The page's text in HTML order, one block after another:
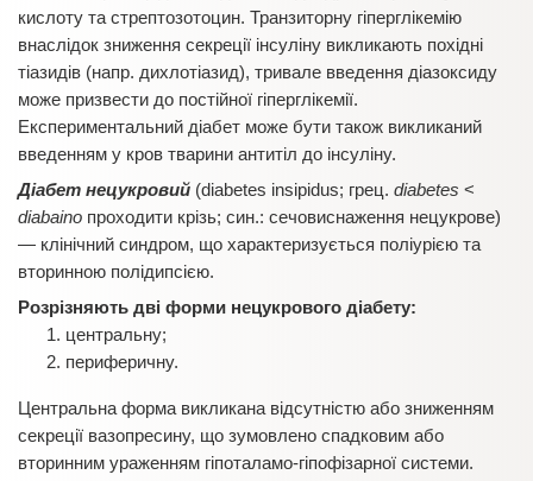
кислоту та стрептозотоцин. Транзиторну гіперглікемію
внаслідок зниження секреції інсуліну викликають похідні
тіазидів (напр. дихлотіазид), тривале введення діазоксиду
може призвести до постійної гіперглікемії.
Експериментальний діабет може бути також викликаний
введенням у кров тварини антитіл до інсуліну.
Діабет нецукровий (diabetes insipidus; грец. diabetes <
diabaino проходити крізь; син.: сечовиснаження нецукрове)
— клінічний синдром, що характеризується поліурією та
вторинною полідипсією.
Розрізняють дві форми нецукрового діабету:
центральну;
периферичну.
Центральна форма викликана відсутністю або зниженням
секреції вазопресину, що зумовлено спадковим або
вторинним ураженням гіпоталамо-гіпофізарної системи.